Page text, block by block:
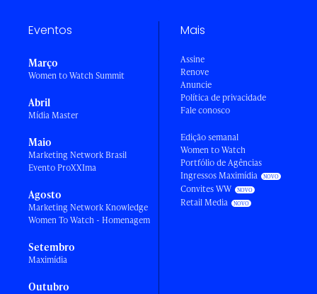
Eventos
Março
Women to Watch Summit
Abril
Mídia Master
Maio
Marketing Network Brasil
Evento ProXXIma
Agosto
Marketing Network Knowledge
Women To Watch - Homenagem
Setembro
Maximídia
Outubro
Mais
Assine
Renove
Anuncie
Política de privacidade
Fale conosco
Edição semanal
Women to Watch
Portfólio de Agências
Ingressos Maximídia
Convites WW
Retail Media